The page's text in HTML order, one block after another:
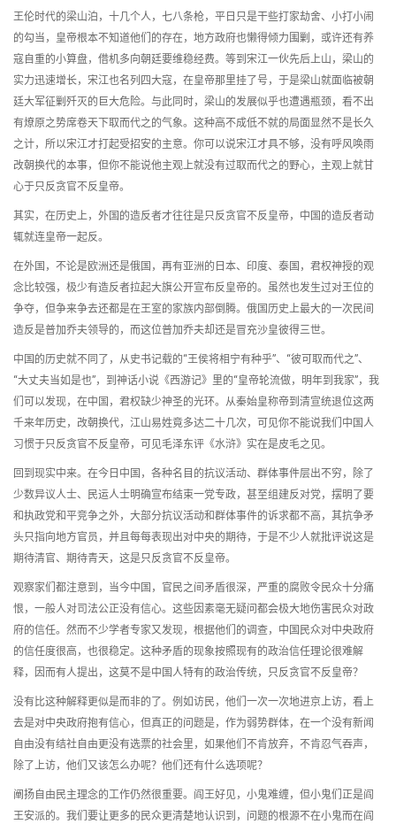
王伦时代的梁山泊，十几个人，七八条枪，平日只是干些打家劫舍、小打小闹
的勾当，皇帝根本不知道他们的存在，地方政府也懒得倾力围剿，或许还有养
寇自重的小算盘，借机多向朝廷要维稳经费。等到宋江一伙先后上山，梁山的
实力迅速增长，宋江也名列四大寇，在皇帝那里挂了号，于是梁山就面临被朝
廷大军征剿歼灭的巨大危险。与此同时，梁山的发展似乎也遭遇瓶颈，看不出
有燎原之势席卷天下取而代之的气象。这种高不成低不就的局面显然不是长久
之计，所以宋江才打起受招安的主意。你可以说宋江才具不够，没有呼风唤雨
改朝换代的本事，但你不能说他主观上就没有过取而代之的野心，主观上就甘
心于只反贪官不反皇帝。
其实，在历史上，外国的造反者才往往是只反贪官不反皇帝，中国的造反者动
辄就连皇帝一起反。
在外国，不论是欧洲还是俄国，再有亚洲的日本、印度、泰国，君权神授的观
念比较强，极少有造反者拉起大旗公开宣布反皇帝的。虽然也发生过对王位的
争夺，但争来争去还都是在王室的家族内部倒腾。俄国历史上最大的一次民间
造反是普加乔夫领导的，而这位普加乔夫却还是冒充沙皇彼得三世。
中国的历史就不同了，从史书记载的“王侯将相宁有种乎”、“彼可取而代之”、
“大丈夫当如是也”，到神话小说《西游记》里的“皇帝轮流做，明年到我家”，我
们可以发现，在中国，君权缺少神圣的光环。从秦始皇称帝到清宣统退位这两
千来年历史，改朝换代，江山易姓竟多达二十几次，可见你不能说我们中国人
习惯于只反贪官不反皇帝，可见毛泽东评《水浒》实在是皮毛之见。
回到现实中来。在今日中国，各种名目的抗议活动、群体事件层出不穷，除了
少数异议人士、民运人士明确宣布结束一党专政，甚至组建反对党，摆明了要
和执政党和平竞争之外，大部分抗议活动和群体事件的诉求都不高，其抗争矛
头只指向地方官员，并且每每表现出对中央的期待，于是不少人就批评说这是
期待清官、期待青天，这是只反贪官不反皇帝。
观察家们都注意到，当今中国，官民之间矛盾很深，严重的腐败令民众十分痛
恨，一般人对司法公正没有信心。这些因素毫无疑问都会极大地伤害民众对政
府的信任。然而不少学者专家又发现，根据他们的调查，中国民众对中央政府
的信任度很高，也很稳定。这种矛盾的现象按照现有的政治信任理论很难解
释，因而有人提出，这莫不是中国人特有的政治传统，只反贪官不反皇帝？
没有比这种解释更似是而非的了。例如访民，他们一次一次地进京上访，看上
去是对中央政府抱有信心，但真正的问题是，作为弱势群体，在一个没有新闻
自由没有结社自由更没有选票的社会里，如果他们不肯放弃，不肯忍气吞声，
除了上访，他们又该怎么办呢？他们还有什么选项呢？
阐扬自由民主理念的工作仍然很重要。阎王好见，小鬼难缠，但小鬼们正是阎
王安派的。我们要让更多的民众更清楚地认识到，问题的根源不在小鬼而在阎